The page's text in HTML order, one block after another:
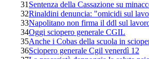
31 Sentenza della Cassazione su
32Rinaldini denuncia: "omicidi sul
33Napolitano non firma il ddl sul
34Oggi sciopero generale CGIL
35Anche i Cobas della scuola in
36Sciopero generale Cgil venerdì 12